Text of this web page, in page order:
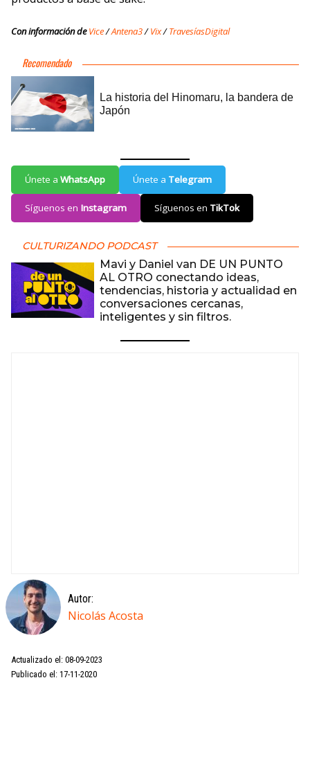
Con información de Vice/Antena3/Vix/TravesíasDigital
Únete a WhatsApp Únete a Telegram
Síguenos en Instagram Síguenos en TikTok
CULTURIZANDO PODCAST
Mavi y Daniel van DE UN PUNTO
AL OTRO conectando ideas,
tendencias, historia y actualidad en
conversaciones cercanas,
inteligentes y sin filtros.
Autor:
Nicolás Acosta
Actualizado el: 08-09-2023
Publicado el: 17-11-2020